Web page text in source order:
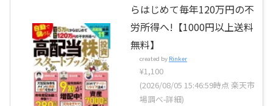
らはじめて毎年120万円の不
労所得へ!【1000円以上送料
無料】
created by Rinker
¥1,100
(2026/08/05 15:46:59時点 楽天市
場調べ-詳細)